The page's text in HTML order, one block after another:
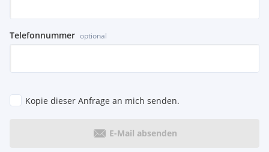
Telefonnummer optional
Kopie dieser Anfrage an mich senden.
E-Mail absenden